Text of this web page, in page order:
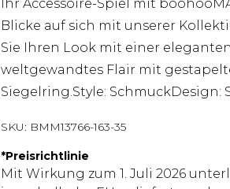
Ihr Accessoire-Spiel mit
Blicke auf sich mit unserer
Sie Ihren Look mit einer
weltgewandtes Flair mit
Siegelring.Style: SchmuckDesign:
SKU: BMM13766-163-35
*Preisrichtlinie
Mit Wirkung zum 1. Juli 2026